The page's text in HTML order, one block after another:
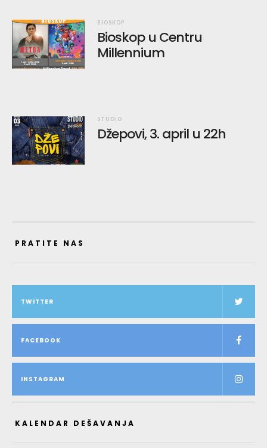
BIOSKOP
Bioskop u Centru
Millennium
STUDIO
Džepovi, 3. april u 22h
PRATITE NAS
TWITTER
FACEBOOK
INSTAGRAM
KALENDAR DEŠAVANJA